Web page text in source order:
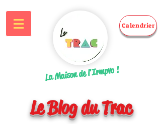
Calendrier
La Maison de l'Irmpvo !
Le Blog du Trac